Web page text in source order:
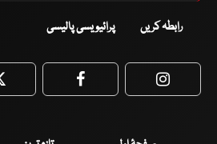
رابطہ کریں پرائیویسی پالیسی
Twitter Facebook